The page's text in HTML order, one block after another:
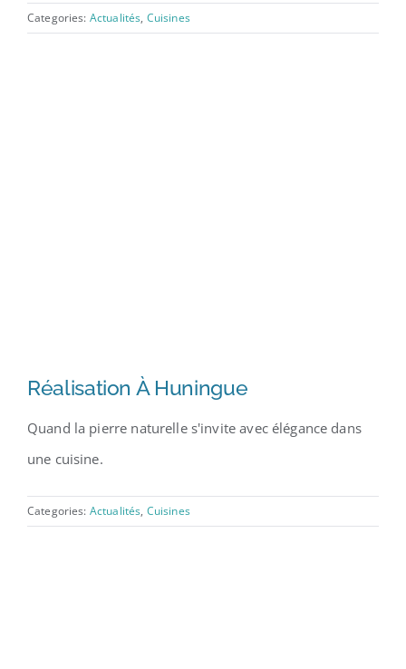
Categories: Actualités, Cuisines
Réalisation À Huningue
Quand la pierre naturelle s'invite avec élégance dans
une cuisine.
Categories: Actualités, Cuisines